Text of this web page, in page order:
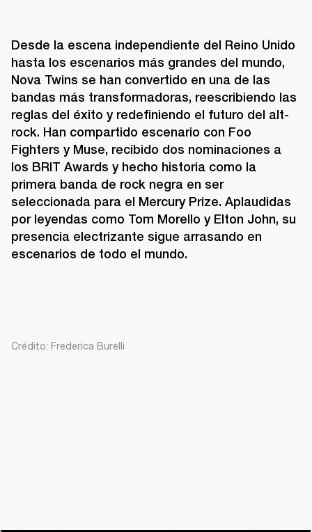
Desde la escena independiente del Reino Unido
hasta los escenarios más grandes del mundo,
Nova Twins se han convertido en una de las
bandas más transformadoras, reescribiendo las
reglas del éxito y redefiniendo el futuro del alt-
rock. Han compartido escenario con Foo
Fighters y Muse, recibido dos nominaciones a
los BRIT Awards y hecho historia como la
primera banda de rock negra en ser
seleccionada para el Mercury Prize. Aplaudidas
por leyendas como Tom Morello y Elton John, su
presencia electrizante sigue arrasando en
escenarios de todo el mundo.
Crédito: Frederica Burelli